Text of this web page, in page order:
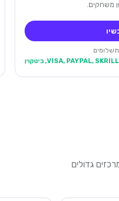
משחקים.
תשלומים
VISA, PAYPAL, SKRILL, ביטקוין
גדולים